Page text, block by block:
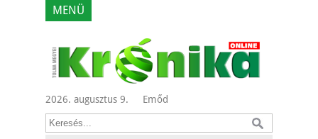
MENÜ
2026. augusztus 9. Emőd